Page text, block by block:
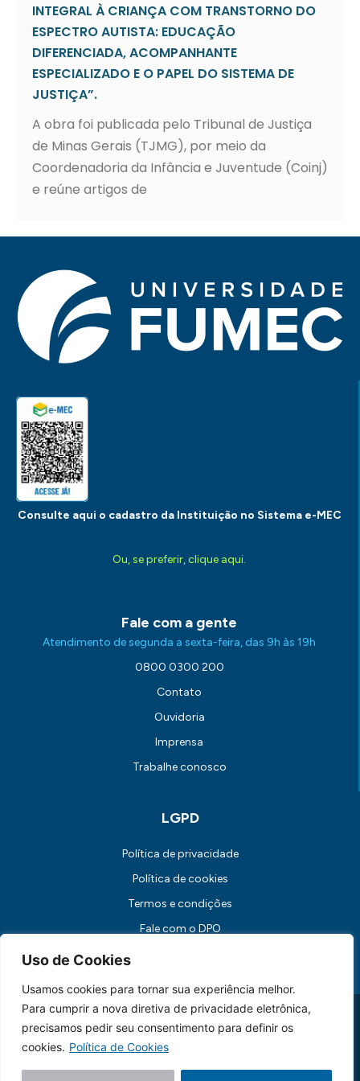
Uso de Cookies
Usamos cookies para tornar sua experiência melhor.
Para cumprir a nova diretiva de privacidade eletrônica,
precisamos pedir seu consentimento para definir os
cookies. Política de Cookies
INTEGRAL À CRIANÇA COM TRANSTORNO DO
ESPECTRO AUTISTA: EDUCAÇÃO
DIFERENCIADA, ACOMPANHANTE
ESPECIALIZADO E O PAPEL DO SISTEMA DE
JUSTIÇA”.
A obra foi publicada pelo Tribunal de Justiça
de Minas Gerais (TJMG), por meio da
Coordenadoria da Infância e Juventude (Coinj)
e reúne artigos de
Consulte aqui o cadastro da Instituição no Sistema e-MEC
Ou, se preferir, clique aqui.
Fale com a gente
Atendimento de segunda a sexta-feira, das 9h às 19h
0800 0300 200
Contato
Ouvidoria
Imprensa
Trabalhe conosco
LGPD
Política de privacidade
Política de cookies
Termos e condições
Fale com o DPO
Canal de Comunicação com os Titulares dos Dados
Universidade FUMEC: Rua Cobre, 200 Bairro Cruzeiro CEP: 30.310-
190 Belo Horizonte / MG
CNPJ: 17.253.253/0001-70
Feito essencialmente porLebbe.